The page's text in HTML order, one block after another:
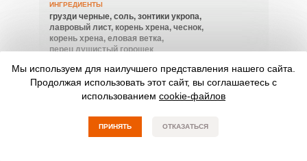
имели хрустящий вкус и
замечательный аромат.
ИНГРЕДИЕНТЫ
грузди черные, соль, зонтики укропа,
лавровый лист, корень хрена, чеснок,
корень хрена, еловая ветка,
перец душистый горошек
60 д 30 кКал
СМОТРЕТЬ РЕЦЕПТ
Мы используем для наилучшего представления нашего сайта.
Продолжая использовать этот сайт, вы соглашаетесь с
использованием cookie-файлов
ПРИНЯТЬ ОТКАЗАТЬСЯ